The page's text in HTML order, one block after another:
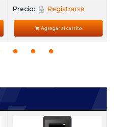
Precio: Registrarse
Agregar al carrito